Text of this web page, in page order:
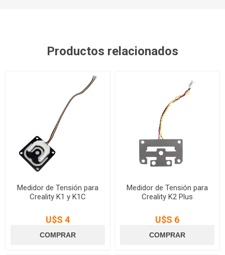
Productos relacionados
Medidor de Tensión para
Creality K1 y K1C
U$S 4
Medidor de Tensión para
Creality K2 Plus
U$S 6